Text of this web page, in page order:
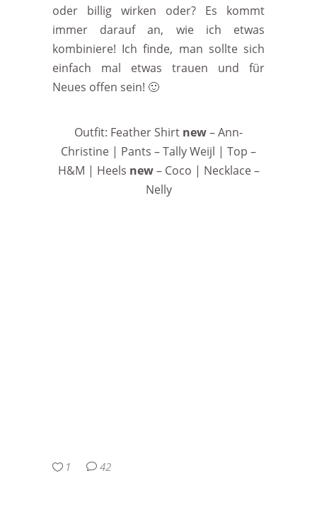
oder billig wirken oder? Es kommt
immer darauf an, wie ich etwas
kombiniere! Ich finde, man sollte sich
einfach mal etwas trauen und für
Neues offen sein! 🙂
Outfit: Feather Shirt new– Ann-
Christine | Pants – Tally Weijl | Top –
H&M | Heels new– Coco | Necklace –
Nelly
1 42